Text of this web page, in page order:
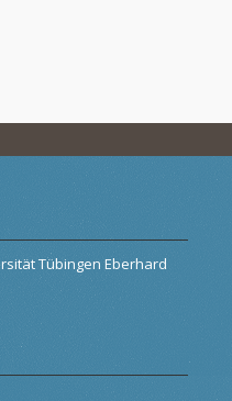
Tübingen Eberhard